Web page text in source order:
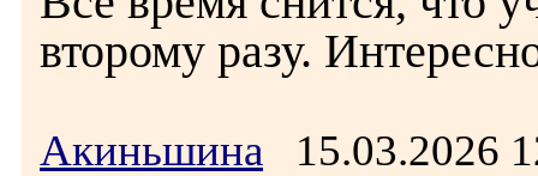
второму разу.
Акиньшина 15.03.2026